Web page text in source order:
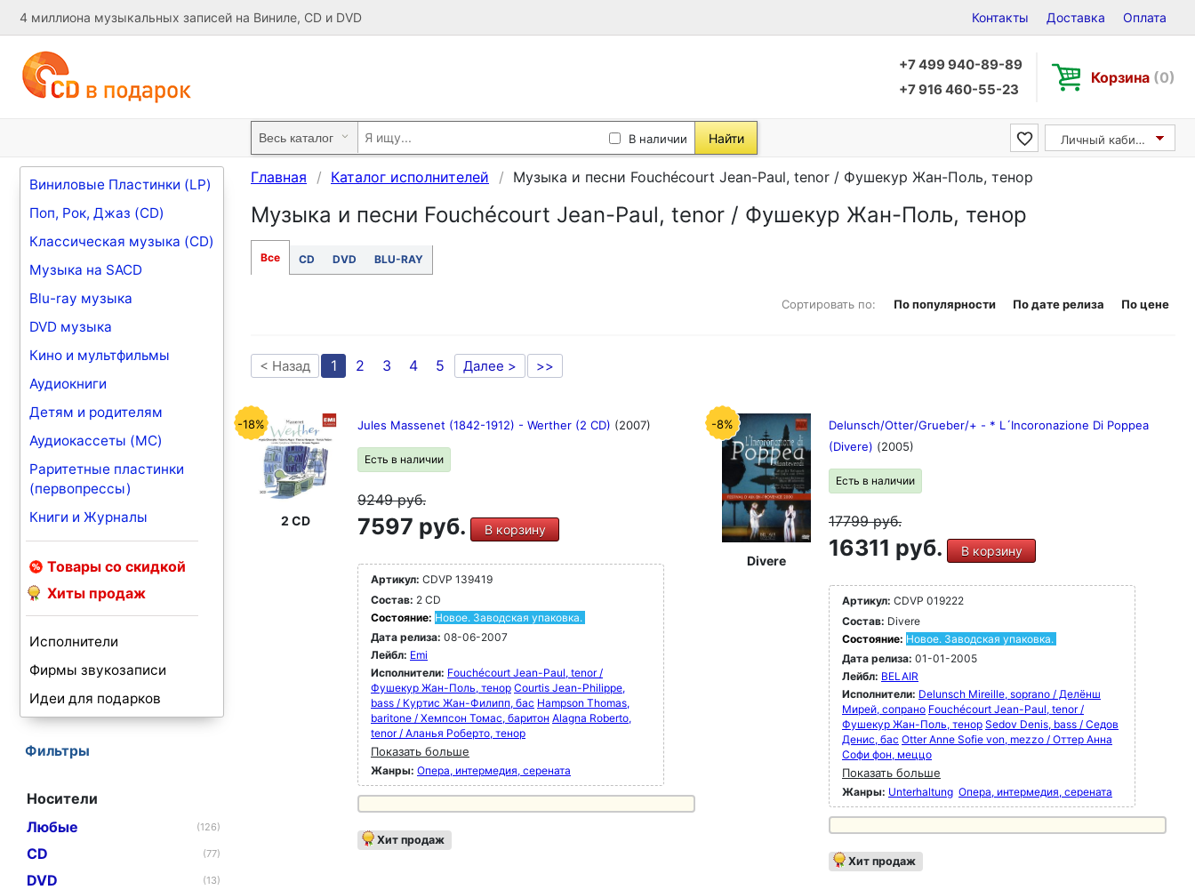
4 миллиона музыкальных записей на Виниле, CD и DVD Контакты Доставка Оплата
+7 499 940-89-89
+7 916 460-55-23
Корзина (0)
В наличии Найти Личный кабинет
Виниловые Пластинки (LP)
Поп, Рок, Джаз (CD)
Классическая музыка (CD)
Музыка на SACD
Blu-ray музыка
DVD музыка
Кино и мультфильмы
Аудиокниги
Детям и родителям
Аудиокассеты (MC)
Раритетные пластинки
(первопрессы)
Книги и Журналы
Товары со скидкой
Хиты продаж
Исполнители
Фирмы звукозаписи
Идеи для подарков
Фильтры
Носители
Любые
(126)
CD (77)
DVD (13)
Главная Каталог исполнителей Музыка и песни Fouchécourt Jean-Paul, tenor / Фушекур Жан-Поль, тенор
Музыка и песни Fouchécourt Jean-Paul, tenor / Фушекур Жан-Поль, тенор
Все CD DVD BLU-RAY
Сортировать по: По популярности По дате релиза По цене
< Назад 1 2 3 4 5 Далее > >>
-18%
2 CD
Jules Massenet (1842-1912) - Werther (2 CD) (2007)
Есть в наличии
9249руб.
7597 руб. В корзину
Артикул: CDVP 139419
Состав: 2 CD
Состояние: Новое. Заводская упаковка.
Дата релиза: 08-06-2007
Лейбл: Emi
Исполнители: Fouchécourt Jean-Paul, tenor /
Фушекур Жан-Поль, тенор Courtis Jean-Philippe,
bass / Куртис Жан-Филипп, бас Hampson Thomas,
baritone / Хемпсон Томас, баритон Alagna Roberto,
tenor / Аланья Роберто, тенор
Показать больше
Жанры: Опера, интермедия, серената
Хит продаж
-8%
Divere
Delunsch/Otter/Grueber/+ - * L´Incoronazione Di Poppea
(Divere) (2005)
Есть в наличии
17799руб.
16311 руб. В корзину
Артикул: CDVP 019222
Состав: Divere
Состояние: Новое. Заводская упаковка.
Дата релиза: 01-01-2005
Лейбл: BELAIR
Исполнители: Delunsch Mireille, soprano / Делёнш
Мирей, сопрано Fouchécourt Jean-Paul, tenor /
Фушекур Жан-Поль, тенор Sedov Denis, bass / Седов
Денис, бас Otter Anne Sofie von, mezzo / Оттер Анна
Софи фон, меццо
Показать больше
Жанры: Unterhaltung Опера, интермедия, серената
Хит продаж